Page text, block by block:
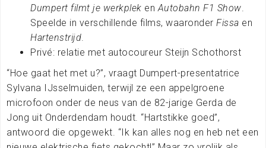
Dumpert filmt je werkplek en Autobahn F1 Show
Speelde in verschillende films, waaronder Fissa en
Hartenstrijd
Privé: relatie met autocoureur Steijn Schothorst
“Hoe gaat het met u?”, vraagt Dumpert-presentatrice
Sylvana IJsselmuiden, terwijl ze een appelgroene
microfoon onder de neus van de 82-jarige Gerda de
Jong uit Onderdendam houdt. “Hartstikke goed”,
antwoord die opgewekt. “Ik kan alles nog en heb net een